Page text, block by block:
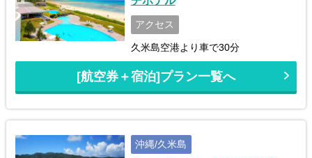
アクセス
久米島空港より車で30分
[航空券＋宿泊]プラン一覧へ
沖縄/久米島